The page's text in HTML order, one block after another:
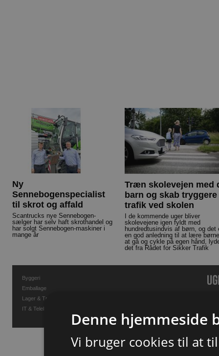
Ny
Sennebogenspecialist
til skrot og affald
Scantrucks nye Sennebogen-
sælger har selv haft skrothandel og
har solgt Sennebogen-maskiner i
mange år
Træn skolevejen med
barn og skab tryggere
trafik ved skolen
I de kommende uger bliver
skolevejene igen fyldt med
hundredtusindvis af børn, og det
en god anledning til at lære
at gå og cykle på egen hånd,
det fra Rådet for Sikker Trafik
Byggeri
Emballage
Lager & Transport
IT & Telekommunikation
Denne hjemmeside
Vi bruger cookies til at